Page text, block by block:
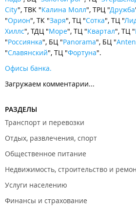
City", ТВК "Калина Молл", ТРЦ "Дружба
"Орион", ТК "Заря", ТЦ "Сотка", ТЦ "
Хиллс", ТДЦ "Море", ТЦ "Квартал", ТЦ "
"Россиянка", БЦ "Panorama", БЦ "
"Славянский", ТЦ "Фортуна".
Офисы банка.
Загружаем комментарии...
РАЗДЕЛЫ
Транспорт и перевозки
Отдых, развлечения, спорт
Общественное питание
Недвижимость, строительство и
Услуги населению
Финансы и страхование